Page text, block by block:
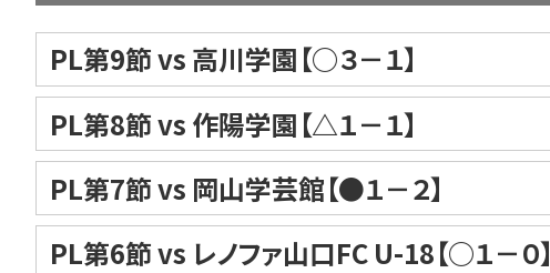
PL第9節 vs 高川学園【○３－１】
PL第8節 vs 作陽学園【△１－１】
PL第7節 vs 岡山学芸館【●１－２】
PL第6節 vs レノファ山口FC U-18【○１－０】